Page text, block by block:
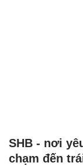
SHB - nơi
chạm đến